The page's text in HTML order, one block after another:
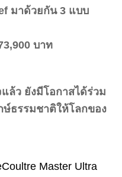
มาด้วยกัน 3 แบบ
บาท
ล้ว ยังมีโอกาสได้ร่วม
ษ์ธรรมชาติให้โลกของ
Master Ultra